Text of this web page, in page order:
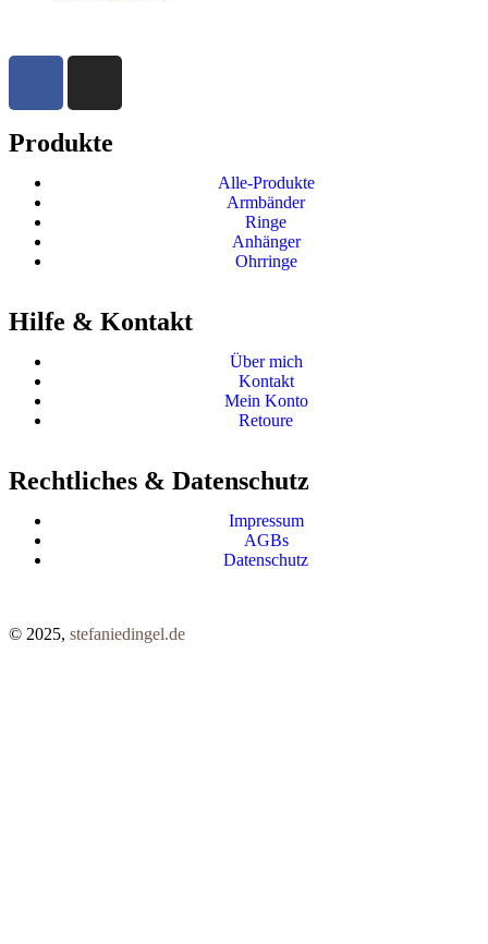
Produkte
Alle-Produkte
Armbänder
Ringe
Anhänger
Ohrringe
Hilfe & Kontakt
Über mich
Kontakt
Mein Konto
Retoure
Rechtliches & Datenschutz
Impressum
AGBs
Datenschutz
© 2025, stefaniedingel.de